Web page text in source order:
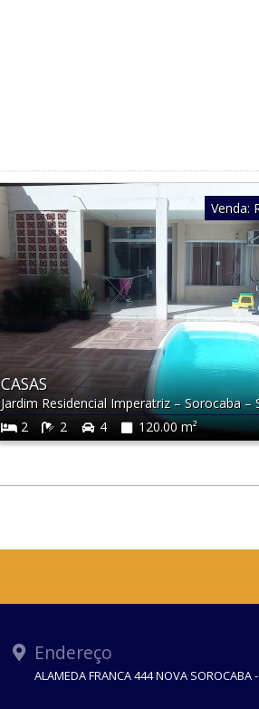
CASAS
Jardim Residencial Imperatriz–Sorocaba–
2
2 4 120.00 m²
Venda:
Endereço
ALAMEDA FRANCA 444 NOVA